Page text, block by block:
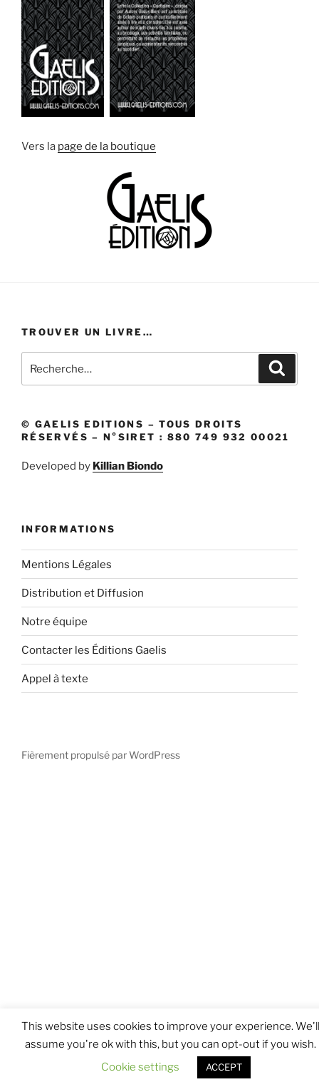
Vers la page de la boutique
TROUVER UN LIVRE…
pour
© GAELIS EDITIONS – TOUS DROITS
RÉSERVÉS – N°SIRET : 880 749 932 00021
Developed by Killian Biondo
INFORMATIONS
Mentions Légales
Distribution et Diffusion
Notre équipe
Contacter les Éditions Gaelis
Appel à texte
Fièrement propulsé par WordPress
This website uses cookies to improve your experience. We'll
assume you're ok with this, but you can opt-out if you wish.
Cookie settings
ACCEPT